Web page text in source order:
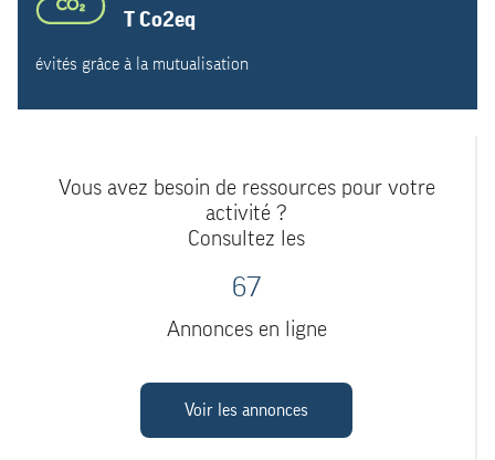
T Co2eq
évités grâce à la mutualisation
Vous avez besoin de ressources pour votre
activité ?
Consultez les
67
Annonces en ligne
Voir les annonces